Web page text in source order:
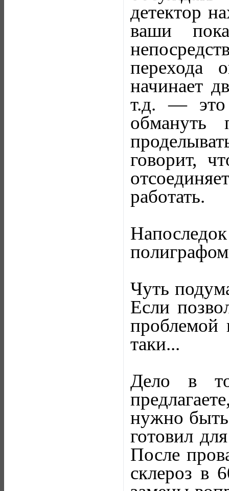
детектор
ваши
перехода
начинает
т.д. — это
говорит,
работать.
Чуть
Если
проблемой
таки...
Дело в
нужно быть
готовил
После
склероз в